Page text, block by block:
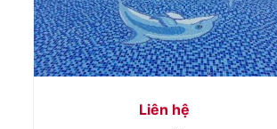
Liên hệ